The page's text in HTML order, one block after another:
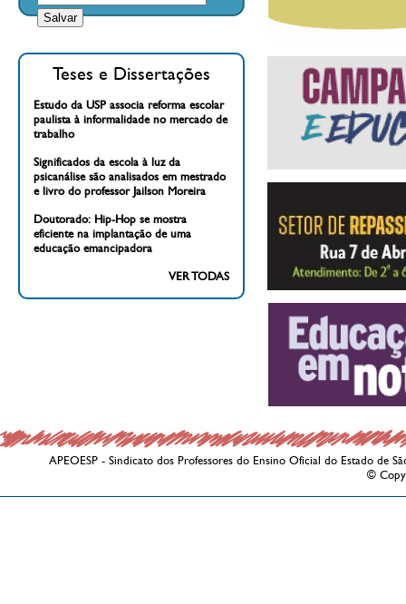
Teses e Dissertações
Estudo da USP associa reforma escolar
paulista à informalidade no mercado de
trabalho
Significados da escola à luz da
psicanálise são analisados em mestrado
e livro do professor Jailson Moreira
Doutorado: Hip-Hop se mostra
eficiente na implantação de uma
educação emancipadora
VER TODAS
APEOESP - Sindicato dos Professores do Ensino Oficial do Estado de
©